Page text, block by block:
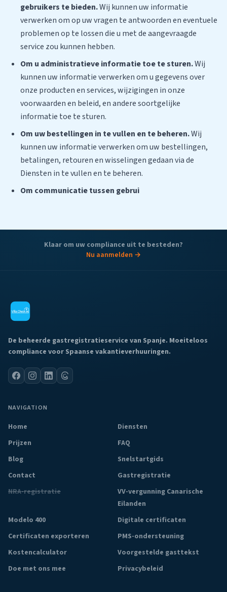
gebruikers te bieden.Wij kunnen uw informatie
verwerken om op uw vragen te antwoorden en eventuele
problemen op te lossen die u met de aangevraagde
service zou kunnen hebben.
Om u administratieve informatie toe te sturen.Wij
kunnen uw informatie verwerken om u gegevens over
onze producten en services, wijzigingen in onze
voorwaarden en beleid, en andere soortgelijke
informatie toe te sturen.
Om uw bestellingen in te vullen en te beheren.Wij
kunnen uw informatie verwerken om uw bestellingen,
betalingen, retouren en wisselingen gedaan via de
Diensten in te vullen en te beheren.
Om communicatie tussen gebrui
Klaar om uw compliance uit te besteden?
Nu aanmelden →
De beheerde gastregistratieservice van Spanje. Moeiteloos
compliance voor Spaanse vakantieverhuuringen.
NAVIGATION
Home
Diensten
Prijzen
FAQ
Blog
Snelstartgids
Contact
Gastregistratie
NRA-registratie
VV-vergunning Canarische
Eilanden
Modelo 400
Digitale certificaten
Certificaten exporteren
PMS-ondersteuning
Kostencalculator
Voorgestelde gasttekst
Doe met ons mee
Privacybeleid